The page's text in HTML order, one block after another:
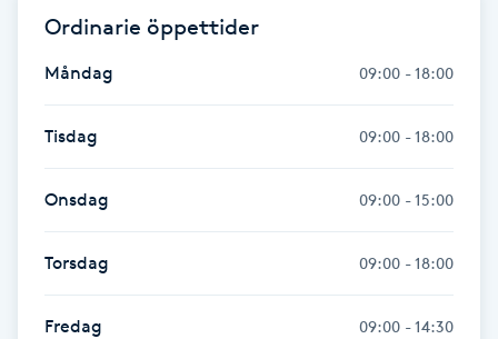
Färgning
Föning
Gel naglar
Gelenaglar
Gellack
Ordinarie öppettider
Måndag 09:00 - 18:00
Tisdag 09:00 - 18:00
Onsdag 09:00 - 15:00
Torsdag 09:00 - 18:00
Fredag 09:00 - 14:30